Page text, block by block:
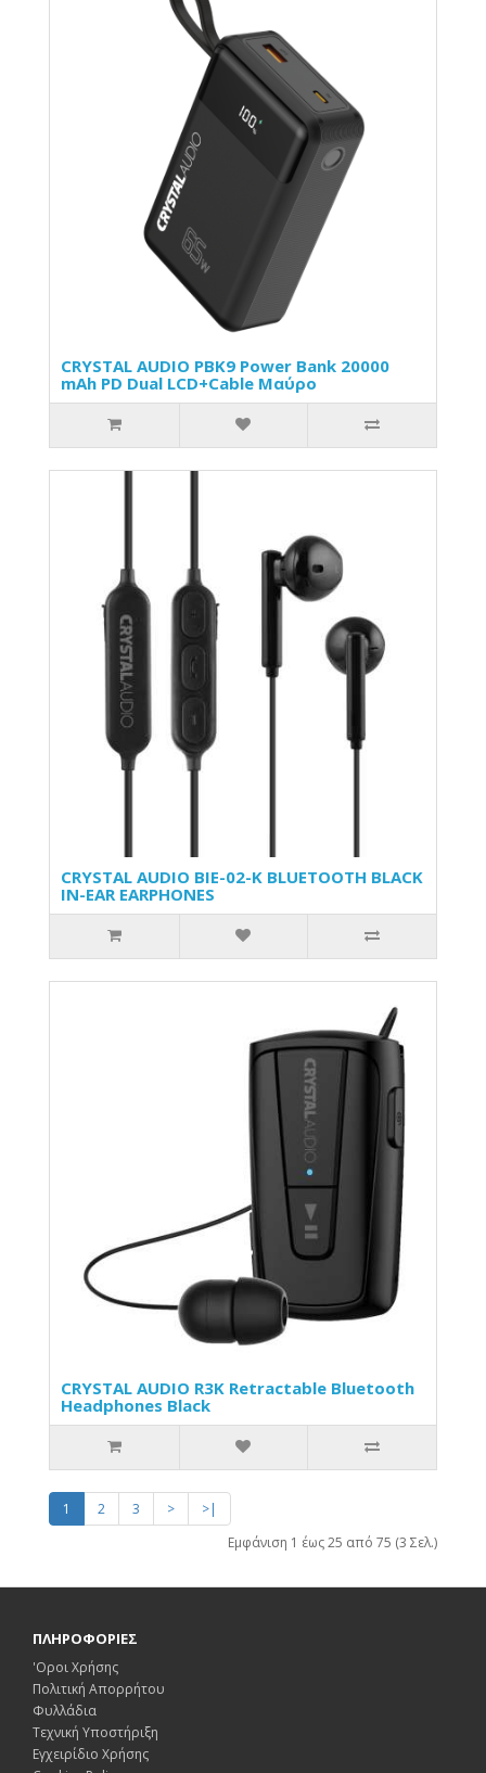
CRYSTAL AUDIO PBK9 Power Bank 20000
mAh PD Dual LCD+Cable Μαύρο
CRYSTAL AUDIO BIE-02-K BLUETOOTH BLACK
IN-EAR EARPHONES
CRYSTAL AUDIO R3K Retractable Bluetooth
Headphones Black
1 2 3 >
>|
Εμφάνιση 1 έως 25 από 75 (3 Σελ.)
ΠΛΗΡΟΦΟΡΙΕΣ
'Οροι Χρήσης
Πολιτική Απορρήτου
Φυλλάδια
Τεχνική Υποστήριξη
Εγχειρίδιο Χρήσης